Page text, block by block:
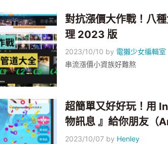
對抗漲價大作戰！八
理 2023 版
2023/10/10 by 電獺少女編輯室
串流漲價小資族好難熬
超簡單又好好玩！用
物訊息 』給你朋友（
2023/10/07 by Henley